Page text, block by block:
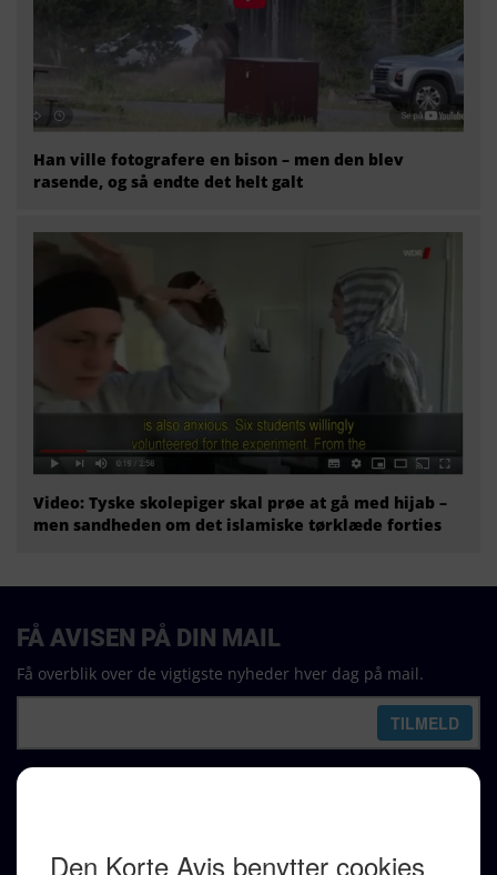
Han ville fotografere en bison – men den blev
rasende, og så endte det helt galt
Video: Tyske skolepiger skal prøe at gå med hijab –
men sandheden om det islamiske tørklæde forties
Karen Jespersen
FÅ AVISEN PÅ DIN MAIL
Få overblik over de vigtigste nyheder hver dag på mail.